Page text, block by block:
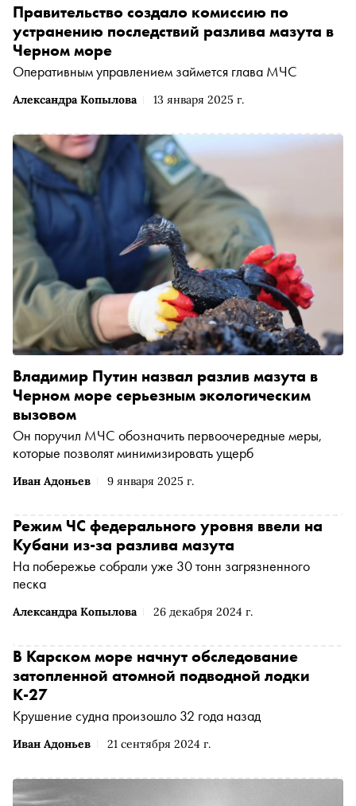
Александра Копылова 13 января 2025 г.
Правительство создало комиссию по
устранению последствий разлива мазута в
Черном море
Оперативным управлением займется глава МЧС
Иван Адоньев 9 января 2025 г.
Владимир Путин назвал разлив мазута в
Черном море серьезным экологическим
вызовом
Он поручил МЧС обозначить первоочередные меры,
которые позволят минимизировать ущерб
Александра Копылова 26 декабря 2024 г.
Режим ЧС федерального уровня ввели на
Кубани из-за разлива мазута
На побережье собрали уже 30 тонн загрязненного
песка
Иван Адоньев 21 сентября 2024 г.
В Карском море начнут обследование
затопленной атомной подводной лодки
К-27
Крушение судна произошло 32 года назад